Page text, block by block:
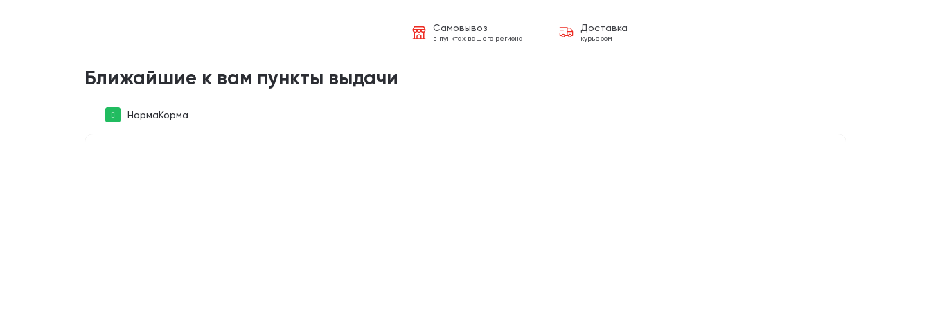
Самовывоз
в пунктах вашего региона
Доставка
курьером
Ближайшие к вам пункты выдачи
НормаКорма